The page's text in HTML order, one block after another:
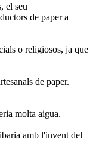
el seu
de paper a
o religiosos, ja que
de paper.
molta aigua.
amb l'invent del